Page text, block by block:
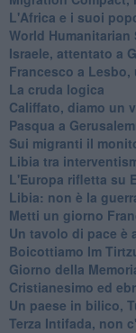
L'Africa e i suoi
World
Israele, attentato a
Francesco a
La cruda logica
Califfato, diamo un
Pasqua a
Sui migranti il
Libia tra
L'Europa rifletta su
Libia: non è la
Metti un giorno
Un tavolo di pace è
Boicottiamo Im
Giorno della
Cristianesimo ed
Un paese in bilico,
Terza Intifada, non